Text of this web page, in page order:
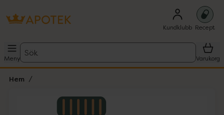
Kundklubb Recept
Meny
Sök
Varukorg
Hem
Lista: . Innehåller 1 objekt.